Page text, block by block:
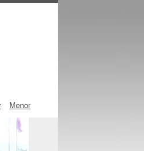
Menor